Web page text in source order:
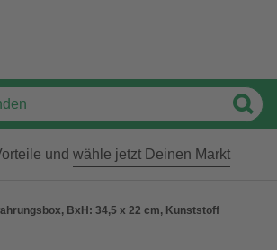
und wähle jetzt Deinen Markt
BxH: 34,5 x 22 cm, Kunststoff